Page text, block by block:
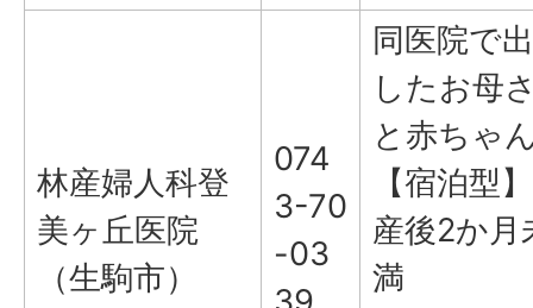
林産婦人科登
美ヶ丘医院
（生駒市）
074
3-70
-03
同医院で
したお母
と赤ちゃ
【宿泊型
産後2か月
満